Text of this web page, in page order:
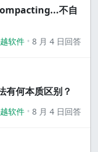
不自
软件 8 月 4 日回答
何本质区别？
软件 8 月 4 日回答